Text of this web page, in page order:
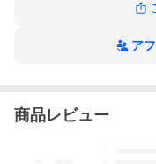
マサーリ『世の終わり
ア
商品レビュー